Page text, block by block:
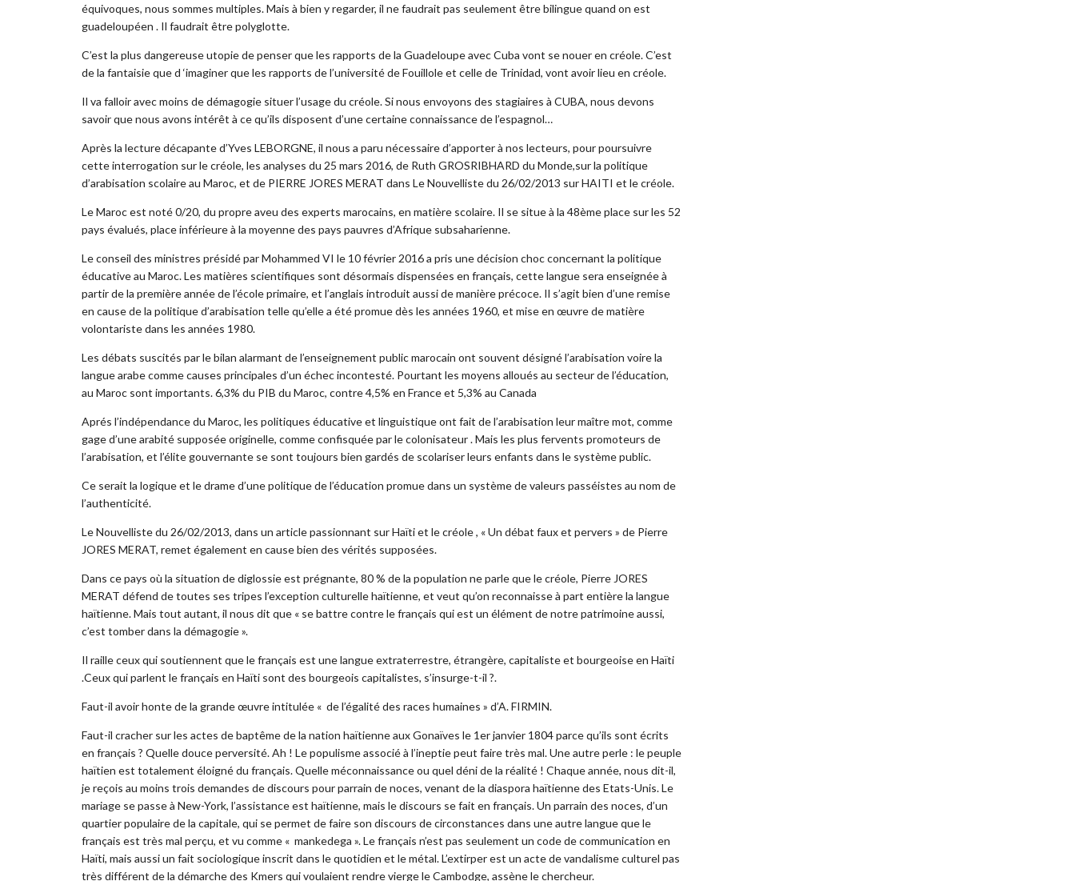
équivoques, nous sommes multiples. Mais à bien y regarder, il ne faudrait pas seulement être bilingue quand on est
guadeloupéen . Il faudrait être polyglotte.
C’est la plus dangereuse utopie de penser que les rapports de la Guadeloupe avec Cuba vont se nouer en créole. C’est
de la fantaisie que d ‘imaginer que les rapports de l’université de Fouillole et celle de Trinidad, vont avoir lieu en créole.
Il va falloir avec moins de démagogie situer l’usage du créole. Si nous envoyons des stagiaires à CUBA, nous devons
savoir que nous avons intérêt à ce qu’ils disposent d’une certaine connaissance de l’espagnol…
Après la lecture décapante d’Yves LEBORGNE, il nous a paru nécessaire d’apporter à nos lecteurs, pour poursuivre
cette interrogation sur le créole, les analyses du 25 mars 2016, de Ruth GROSRIBHARD du Monde,sur la politique
d’arabisation scolaire au Maroc, et de PIERRE JORES MERAT dans Le Nouvelliste du 26/02/2013 sur HAITI et le créole.
Le Maroc est noté 0/20, du propre aveu des experts marocains, en matière scolaire. Il se situe à la 48ème place sur les 52
pays évalués, place inférieure à la moyenne des pays pauvres d’Afrique subsaharienne.
Le conseil des ministres présidé par Mohammed VI le 10 février 2016 a pris une décision choc concernant la politique
éducative au Maroc. Les matières scientifiques sont désormais dispensées en français, cette langue sera enseignée à
partir de la première année de l’école primaire, et l’anglais introduit aussi de manière précoce. Il s’agit bien d’une remise
en cause de la politique d’arabisation telle qu’elle a été promue dès les années 1960, et mise en œuvre de matière
volontariste dans les années 1980.
Les débats suscités par le bilan alarmant de l’enseignement public marocain ont souvent désigné l’arabisation voire la
langue arabe comme causes principales d’un échec incontesté. Pourtant les moyens alloués au secteur de l’éducation,
au Maroc sont importants. 6,3% du PIB du Maroc, contre 4,5% en France et 5,3% au Canada
Aprés l’indépendance du Maroc, les politiques éducative et linguistique ont fait de l’arabisation leur maître mot, comme
gage d’une arabité supposée originelle, comme confisquée par le colonisateur . Mais les plus fervents promoteurs de
l’arabisation, et l’élite gouvernante se sont toujours bien gardés de scolariser leurs enfants dans le système public.
Ce serait la logique et le drame d’une politique de l’éducation promue dans un système de valeurs passéistes au nom de
l’authenticité.
Le Nouvelliste du 26/02/2013, dans un article passionnant sur Haïti et le créole , « Un débat faux et pervers » de Pierre
JORES MERAT, remet également en cause bien des vérités supposées.
Dans ce pays où la situation de diglossie est prégnante, 80 % de la population ne parle que le créole, Pierre JORES
MERAT défend de toutes ses tripes l’exception culturelle haïtienne, et veut qu’on reconnaisse à part entière la langue
haïtienne. Mais tout autant, il nous dit que « se battre contre le français qui est un élément de notre patrimoine aussi,
c’est tomber dans la démagogie ».
Il raille ceux qui soutiennent que le français est une langue extraterrestre, étrangère, capitaliste et bourgeoise en Haïti
.Ceux qui parlent le français en Haïti sont des bourgeois capitalistes, s’insurge-t-il ?.
Faut-il avoir honte de la grande œuvre intitulée « de l’égalité des races humaines » d’A. FIRMIN.
Faut-il cracher sur les actes de baptême de la nation haïtienne aux Gonaïves le 1er janvier 1804 parce qu’ils sont écrits
en français ? Quelle douce perversité. Ah ! Le populisme associé à l’ineptie peut faire très mal. Une autre perle : le peuple
haïtien est totalement éloigné du français. Quelle méconnaissance ou quel déni de la réalité ! Chaque année, nous dit-il,
je reçois au moins trois demandes de discours pour parrain de noces, venant de la diaspora haïtienne des Etats-Unis. Le
mariage se passe à New-York, l’assistance est haïtienne, mais le discours se fait en français. Un parrain des noces, d’un
quartier populaire de la capitale, qui se permet de faire son discours de circonstances dans une autre langue que le
français est très mal perçu, et vu comme « mankedega ». Le français n’est pas seulement un code de communication en
Haïti, mais aussi un fait sociologique inscrit dans le quotidien et le métal. L’extirper est un acte de vandalisme culturel pas
très différent de la démarche des Kmers qui voulaient rendre vierge le Cambodge, assène le chercheur.